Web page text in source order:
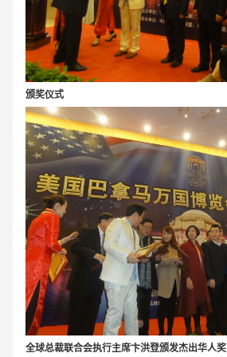
颁奖仪式
全球总裁联合会执行主席卞洪登颁发杰出华人奖